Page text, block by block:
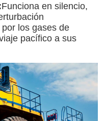
Funciona en silencio,
los gases de
pacífico a sus